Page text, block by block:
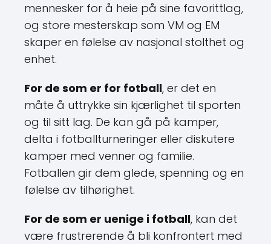
mennesker for å heie på sine favorittlag,
og store mesterskap som VM og EM
skaper en følelse av nasjonal stolthet og
enhet.
For de som er for fotball, er det en
måte å uttrykke sin kjærlighet til sporten
og til sitt lag. De kan gå på kamper,
delta i fotballturneringer eller diskutere
kamper med venner og familie.
Fotballen gir dem glede, spenning og en
følelse av tilhørighet.
For de som er uenige i fotball, kan det
være frustrerende å bli konfrontert med